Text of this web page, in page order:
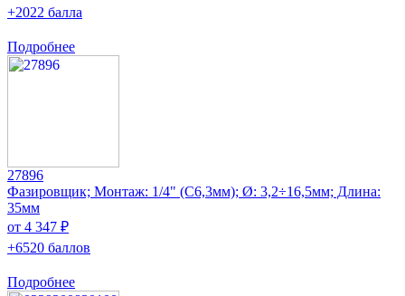
+2022 балла
Подробнее
27896
Фазировщик; Монтаж: 1/4" (C6,3мм); Ø: 3,2÷16,5мм; Длина:
35мм
от 4 347 ₽
+6520 баллов
Подробнее